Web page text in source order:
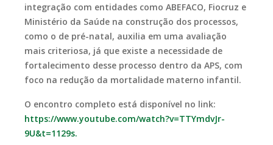
integração com entidades como ABEFACO, Fiocruz e
Ministério da Saúde na construção dos processos,
como o de pré-natal, auxilia em uma avaliação
mais criteriosa, já que existe a necessidade de
fortalecimento desse processo dentro da APS, com
foco na redução da mortalidade materno infantil.
O encontro completo está disponível no link:
https://www.youtube.com/watch?v=TTYmdvJr-
9U&t=1129s.